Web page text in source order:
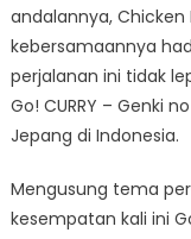
andalannya,
kebersamaannya
perjalanan ini tidak
Go! CURRY – Genki
Jepang di Indonesia.
Mengusung tema
kesempatan kali ini